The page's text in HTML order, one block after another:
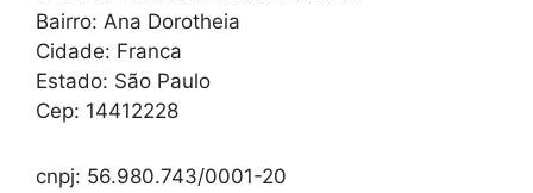
Bairro: Ana Dorotheia
Cidade: Franca
Estado: São Paulo
Cep: 14412228
cnpj: 56.980.743/0001-20